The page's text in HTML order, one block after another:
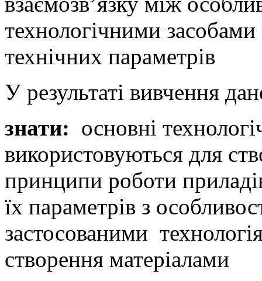
технологічними засобами
технічних параметрів
У результаті вивчення
знати: основні
використовуються для
принципи роботи
їх параметрів з
застосованими
створення матеріалами